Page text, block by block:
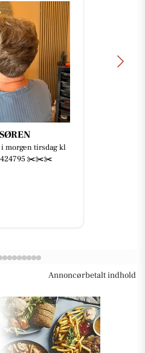
morgen tirsdag kl
✂️✂️✂️
Annoncørbetalt indhold